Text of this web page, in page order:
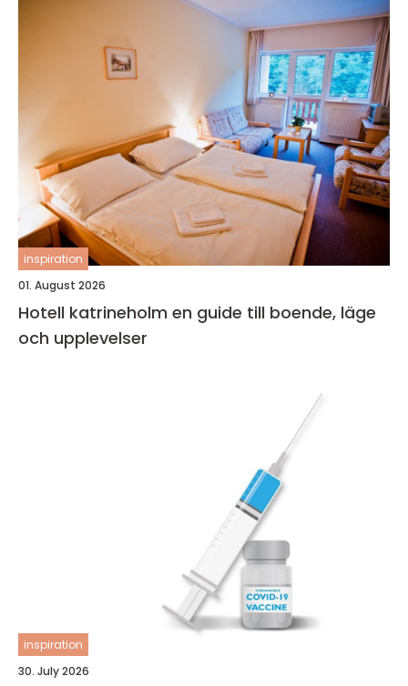
inspiration
01. August 2026
Hotell katrineholm en guide till boende, läge
och upplevelser
inspiration
30. July 2026